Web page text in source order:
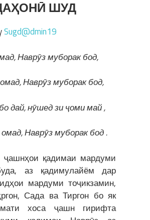
ШУД
Sugd@dmin19
Наврӯз муборак бод,
Наврӯз муборак бод,
дай, нӯшед зи ҷоми май ,
Наврӯз муборак бод .
ҷашнҳои қадимаи мардуми
аз қадимулайём дар
мардуми тоҷикзамин,
Сада ва Тиргон бо як
хоса ҷашн гирифта